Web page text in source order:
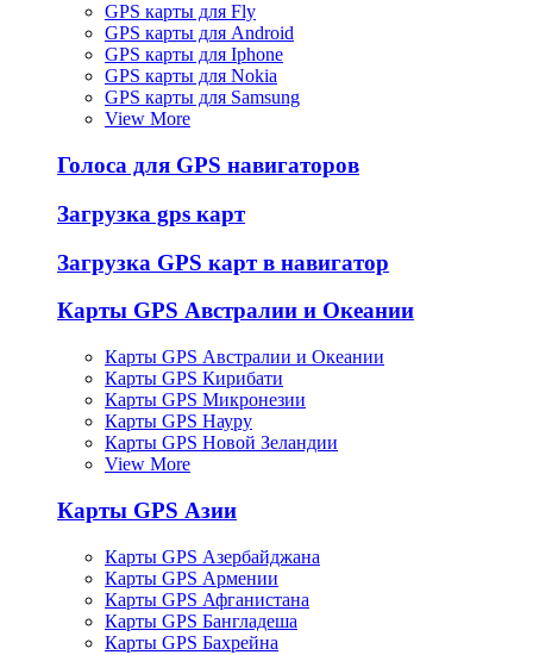
GPS карты для Fly
GPS карты для Android
GPS карты для Iphone
GPS карты для Nokia
GPS карты для Samsung
View More
Голоса для GPS навигаторов
Загрузка gps карт
Загрузка GPS карт в навигатор
Карты GPS Австралии и Океании
Карты GPS Австралии и Океании
Карты GPS Кирибати
Карты GPS Микронезии
Карты GPS Науру
Карты GPS Новой Зеландии
View More
Карты GPS Азии
Карты GPS Азербайджана
Карты GPS Армении
Карты GPS Афганистана
Карты GPS Бангладеша
Карты GPS Бахрейна